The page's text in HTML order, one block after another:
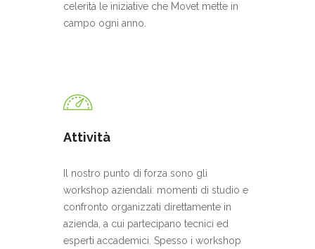
celerità le iniziative che Movet mette in
campo ogni anno.
Attività
Il nostro punto di forza sono gli
workshop aziendali: momenti di studio e
confronto organizzati direttamente in
azienda, a cui partecipano tecnici ed
esperti accademici. Spesso i workshop